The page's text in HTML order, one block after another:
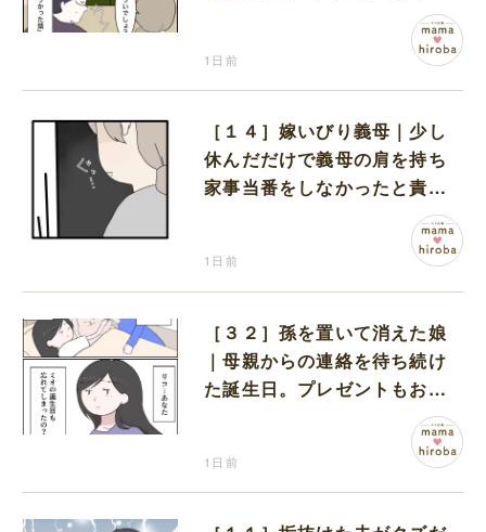
ワいと認定された意外な体験
1日前
［１４］嫁いびり義母｜少し
休んだだけで義母の肩を持ち
家事当番をしなかったと責め
1日前
［３２］孫を置いて消えた娘
｜母親からの連絡を待ち続け
た誕生日。プレゼントもお祝
1日前